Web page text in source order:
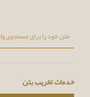
خدمات تخریب بتن